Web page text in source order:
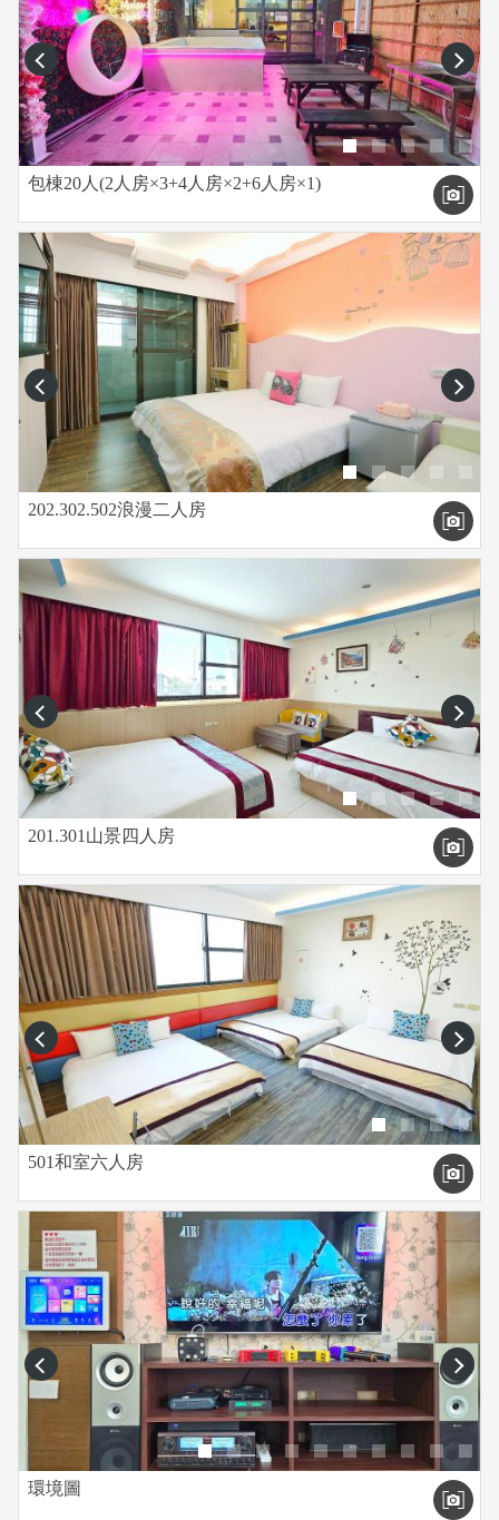
prev next
包棟20人(2人房×3+4人房×2+6人房×1)
prev next
202.302.502浪漫二人房
prev next
201.301山景四人房
prev next
501和室六人房
prev next
環境圖